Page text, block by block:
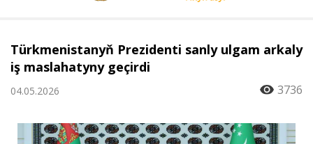
Türkmenistanyň Prezidenti sanly ulgam arkaly
iş maslahatyny geçirdi
04.05.2026 3736